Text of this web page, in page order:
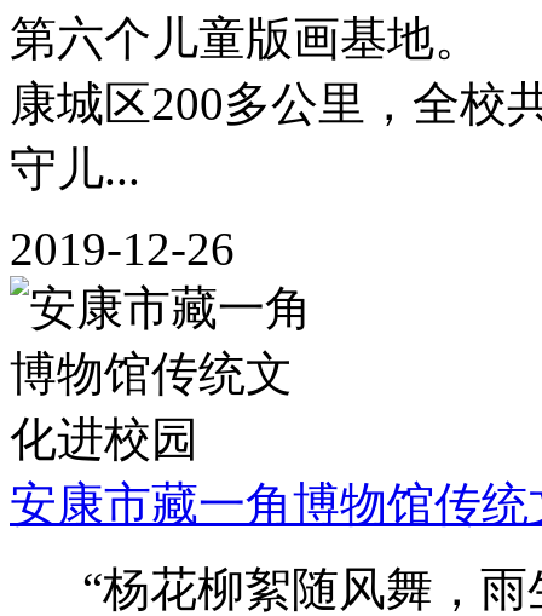
第六个儿童版画基地。
康城区200多公里，全校
守儿...
2019-12-26
安康市藏一角博物馆传
“杨花柳絮随风舞，雨